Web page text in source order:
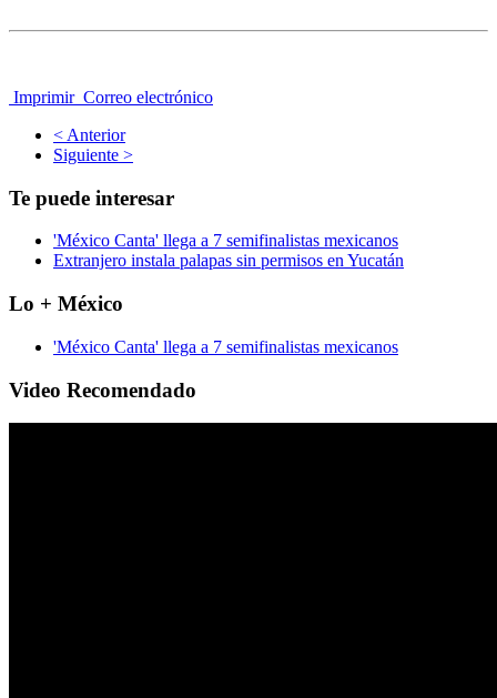
Imprimir Correo electrónico
< Anterior
Siguiente >
Te puede interesar
'México Canta' llega a 7 semifinalistas mexicanos
Extranjero instala palapas sin permisos en Yucatán
Lo + México
'México Canta' llega a 7 semifinalistas mexicanos
Video Recomendado